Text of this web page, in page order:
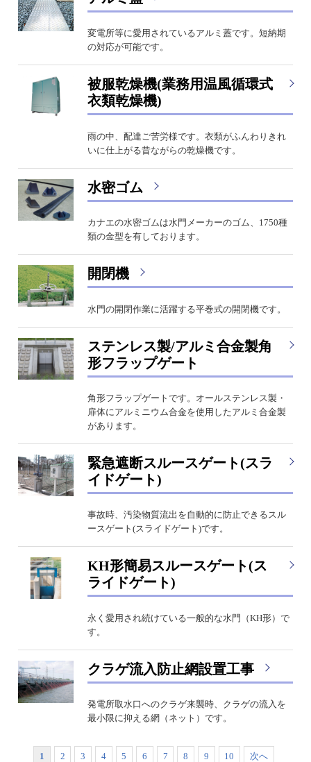
変電所等に愛用されているアルミ蓋です。短納期
の対応が可能です。
被服乾燥機(業務用温風循環式
衣類乾燥機)
雨の中、配達ご苦労様です。衣類がふんわりきれ
いに仕上がる昔ながらの乾燥機です。
水密ゴム
カナエの水密ゴムは水門メーカーのゴム、1750種
類の金型を有しております。
開閉機
水門の開閉作業に活躍する平巻式の開閉機です。
ステンレス製/アルミ合金製角
形フラップゲート
角形フラップゲートです。オールステンレス製・
扉体にアルミニウム合金を使用したアルミ合金製
があります。
緊急遮断スルースゲート(スラ
イドゲート)
事故時、汚染物質流出を自動的に防止できるスル
ースゲート(スライドゲート)です。
KH形簡易スルースゲート(ス
ライドゲート)
永く愛用され続けている一般的な水門（KH形）で
す。
クラゲ流入防止網設置工事
発電所取水口へのクラゲ来襲時、クラゲの流入を
最小限に抑える網（ネット）です。
1 2 3 4 5 6 7 8 9 10 次へ